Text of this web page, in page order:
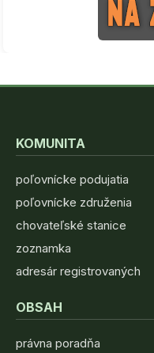
KOMUNITA
poľovnícke podujatia
poľovnícke združenia
chovateľské stanice
zoznamka
adresár registrovaných
OBSAH
právna poradňa